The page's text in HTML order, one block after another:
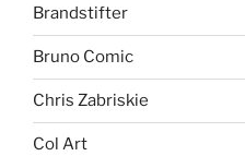
Brandstifter
Bruno Comic
Chris Zabriskie
Col Art